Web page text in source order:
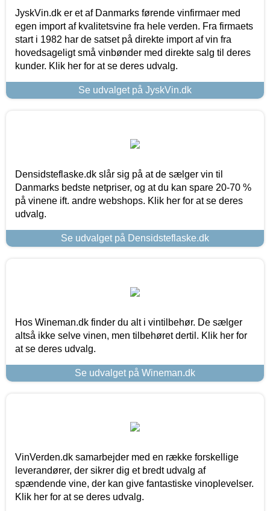
JyskVin.dk er et af Danmarks førende vinfirmaer med
egen import af kvalitetsvine fra hele verden. Fra firmaets
start i 1982 har de satset på direkte import af vin fra
hovedsageligt små vinbønder med direkte salg til deres
kunder. Klik her for at se deres udvalg.
Se udvalget på JyskVin.dk
Densidsteflaske.dk slår sig på at de sælger vin til
Danmarks bedste netpriser, og at du kan spare 20-70 %
på vinene ift. andre webshops. Klik her for at se deres
udvalg.
Se udvalget på Densidsteflaske.dk
Hos Wineman.dk finder du alt i vintilbehør. De sælger
altså ikke selve vinen, men tilbehøret dertil. Klik her for
at se deres udvalg.
Se udvalget på Wineman.dk
VinVerden.dk samarbejder med en række forskellige
leverandører, der sikrer dig et bredt udvalg af
spændende vine, der kan give fantastiske vinoplevelser.
Klik her for at se deres udvalg.